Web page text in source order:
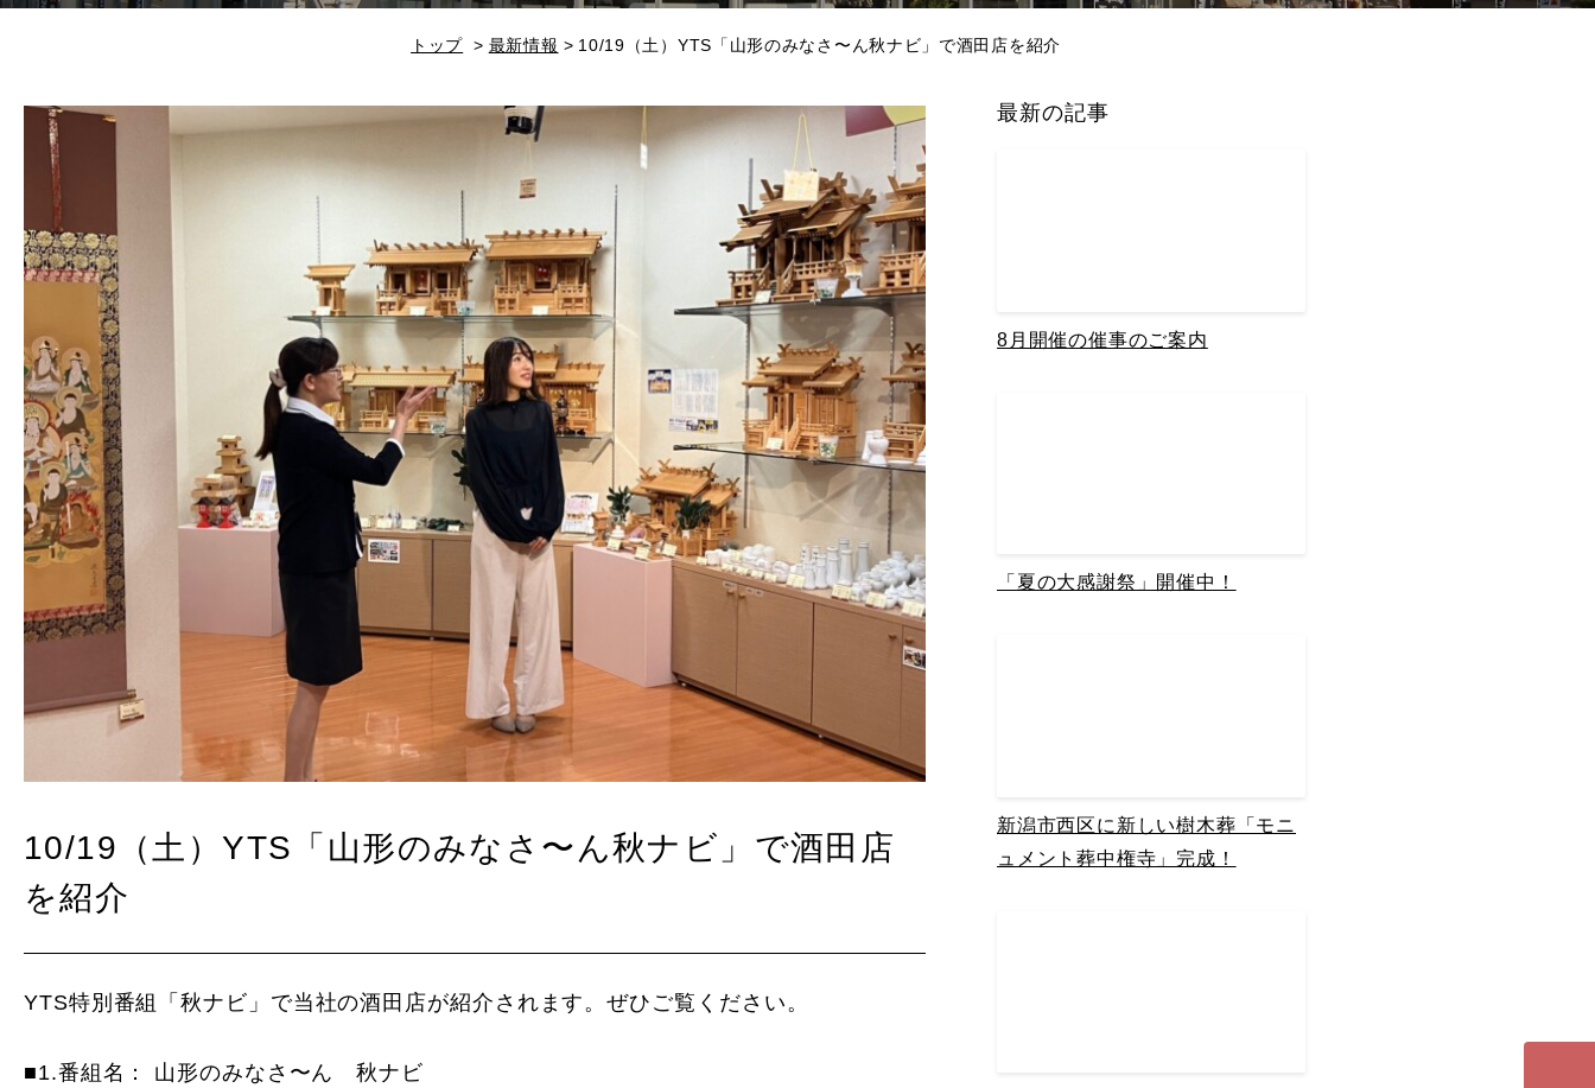
トップ 最新情報 10/19（土）YTS「山形のみなさ〜ん秋ナビ」で酒田店を紹介
10/19（土）YTS「山形のみなさ〜ん秋ナビ」で酒田店
を紹介
YTS特別番組「秋ナビ」で当社の酒田店が紹介されます。ぜひご覧ください。
■1.番組名： 山形のみなさ〜ん 秋ナビ
最新の記事
8月開催の催事のご案内
「夏の大感謝祭」開催中！
新潟市西区に新しい樹木葬「モニ
ュメント葬中権寺」完成！
資料請
お近く